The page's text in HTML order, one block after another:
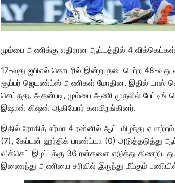
மும்பை அணிக்கு எதிரான ஆட்டத்தில் 4
17-வது ஐபிஎல் தொடரில் இன்று நடைபெற்ற 48-
சூப்பர் ஜெயண்ட்ஸ் அணிகள் மோதின. இதில் டாஸ்
செய்தது. அதன்படி, மும்பை அணி முதலில்
இஷான் கிஷன் ஆகியோர் களமிறங்கினர்.
இதில் ரோகித் சர்மா 4 ரன்னில் ஆட்டமிழந்து
(7), கேப்டன் ஹர்திக் பாண்ட்யா (0) அடுத்தடுத்து
விக்கெட் இழப்புக்கு 36 ரன்களை எடுத்து
இணைந்து அணியை சரிவில் இருந்து மீட்கும்